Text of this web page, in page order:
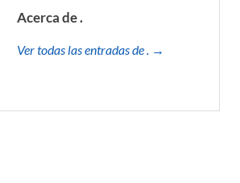
Acerca de .
Ver todas las entradas de . →